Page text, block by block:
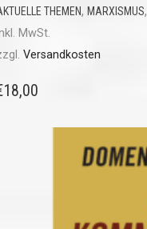
THEMEN, MARXISMUS,
MwSt.
Versandkosten
18,00